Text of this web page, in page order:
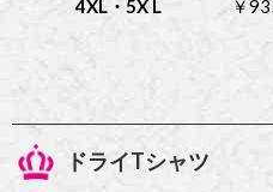
4XL・5X L
￥
ドライTシャツ